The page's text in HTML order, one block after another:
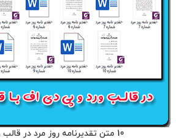
10 متن تقدیرنامه روز مرد در قالب ورد ( رایگان )